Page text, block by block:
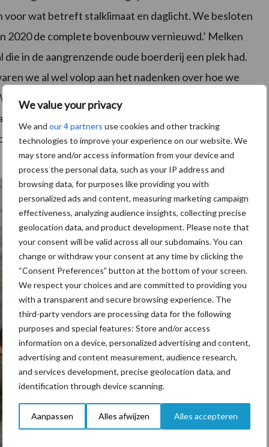
We value your privacy
We and our 4 partners use cookies and other tracking
technologies to improve your experience on our website. We
may store and/or access information from your device and
process the personal data, such as your IP address and
browsing data, for purposes like providing you with
personalized ads and content, measuring marketing campaign
effectiveness, analyzing audience insights, collecting precise
geolocation data, and product development. Please note that
your consent will be valid across all our subdomains. You can
change or withdraw your consent at any time by clicking the
“Consent Preferences” button at the bottom of your screen.
We respect your choices and are committed to providing you
with a transparent and secure browsing experience. The
third-party vendors are processing data for the following
purposes and special features: Store and/or access
information on a device, personalized advertising and content,
advertising and content measurement, audience research,
and services development, precise geolocation data, and
identification through device scanning.
Aanpassen Alles afwijzen Alles accepteren
voor wat betreft stalklimaat en daglicht. We besloten
2020 de complete bovenbouw vernieuwd.’ Melken
in de aangrenzende oude boerderij een plek had.
we al wel volop aan het nadenken over hoe we
zagen twee mogelijkheden: de oude melkstal
of een melkrobot. Onze gedachten gingen steeds
omdat het steeds lastiger wordt om goede